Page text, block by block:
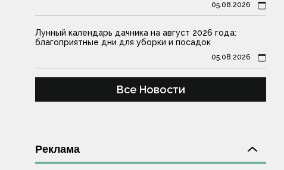
05.08.2026
Лунный календарь дачника на август 2026 года:
благоприятные дни для уборки и посадок
05.08.2026
Все Новости
Реклама